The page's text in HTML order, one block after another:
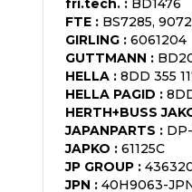
fri.tech. : BD1476
FTE : BS7285,
GIRLING : 6061204
GUTTMANN :
HELLA : 8DD 355
HELLA PAGID :
HERTH+BUSS
JAPANPARTS :
JAPKO : 61125C
JP GROUP :
JPN : 40H9063-